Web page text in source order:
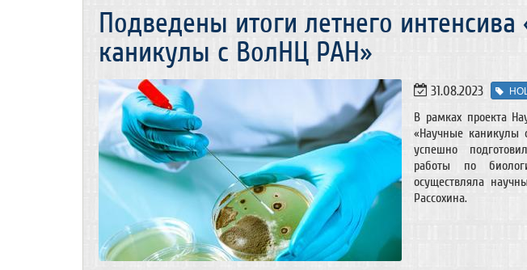
Подведены итоги летнего
каникулы с ВолНЦ РАН»
31.08.2023
В рамках проекта
«Научные каникулы
успешно
работы по
осуществляла
Рассохина.